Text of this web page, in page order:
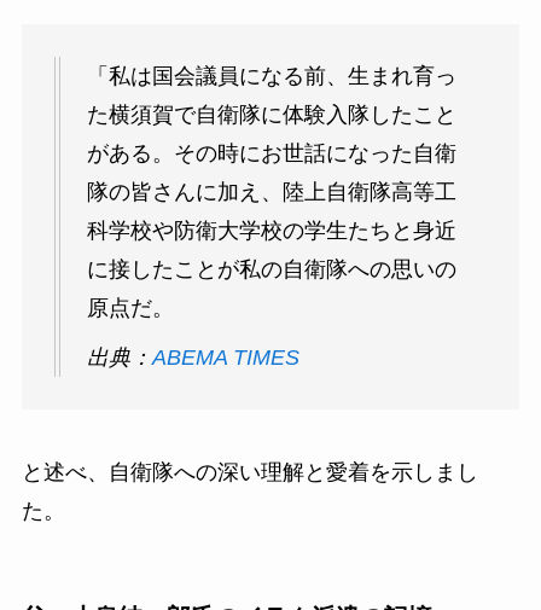
「私は国会議員になる前、生まれ育っ
た横須賀で自衛隊に体験入隊したこと
がある。その時にお世話になった自衛
隊の皆さんに加え、陸上自衛隊高等工
科学校や防衛大学校の学生たちと身近
に接したことが私の自衛隊への思いの
原点だ。
出典：ABEMA TIMES
と述べ、自衛隊への深い理解と愛着を示しまし
た。